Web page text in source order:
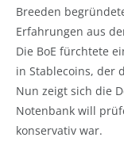
Breeden
Erfahrungen aus
Die BoE fürchtete
in Stablecoins, der
Nun zeigt sich die
Notenbank will
konservativ war.